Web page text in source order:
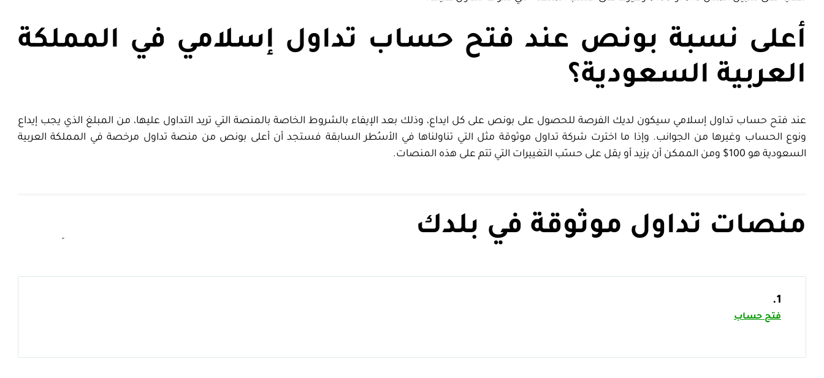
أعلى نسبة بونص عند فتح حساب تداول إسلامي في المملكة
العربية السعودية؟
عند فتح حساب تداول إسلامي سيكون لديك الفرصة للحصول على بونص على كل ايداع، وذلك بعد الإيفاء بالشروط الخاصة بالمنصة التي تريد التداول عليها، من المبلغ الذي يجب إيداع
ونوع الحساب وغيرها من الجوانب. وإذا ما اخترت شركة تداول موثوقة مثل التي تناولناها في الأسُطر السابقة فستجد أن أعلى بونص من منصة تداول مرخصة في المملكة العربية
السعودية هو 100$ ومن الممكن أن يزيد أو يقل على حسّب التغييرات التي تتم على هذه المنصات.
منصات تداول موثوقة في بلدك –
1.
فتح حساب